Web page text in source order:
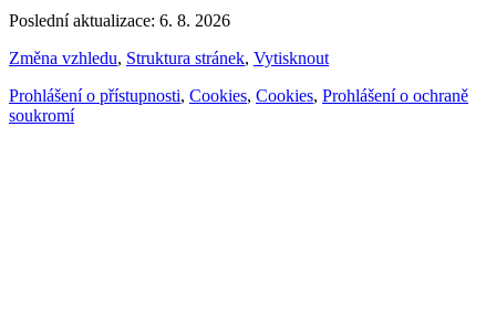
Poslední aktualizace: 6. 8. 2026
Změna vzhledu, Struktura stránek, Vytisknout
Prohlášení o přístupnosti, Cookies, Cookies, Prohlášení o ochraně
soukromí